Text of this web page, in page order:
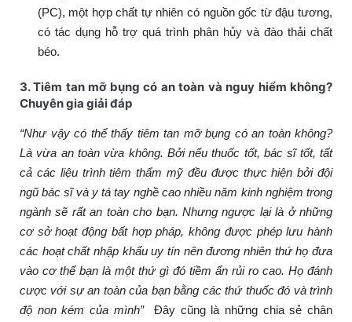
(PC), một hợp chất tự nhiên có nguồn gốc từ đậu tương,
có tác dụng hỗ trợ quá trình phân hủy và đào thải chất
béo.
3. Tiêm tan mỡ bụng có an toàn và nguy hiểm không?
Chuyên gia giải đáp
“Như vậy có thể thấy tiêm tan mỡ bụng có an toàn không?
Là vừa an toàn vừa không. Bởi nếu thuốc tốt, bác sĩ tốt, tất
cả các liệu trình tiêm thẩm mỹ đều được thực hiện bởi đội
ngũ bác sĩ và y tá tay nghề cao nhiều năm kinh nghiệm trong
ngành sẽ rất an toàn cho bạn. Nhưng ngược lại là ở những
cơ sở hoạt động bất hợp pháp, không được phép lưu hành
các hoạt chất nhập khẩu uy tín nên đương nhiên thứ họ đưa
vào cơ thể bạn là một thứ gì đó tiềm ẩn rủi ro cao. Họ đánh
cược với sự an toàn của bạn bằng các thứ thuốc đó và trình
độ non kém của mình”
Đây cũng là những chia sẻ chân